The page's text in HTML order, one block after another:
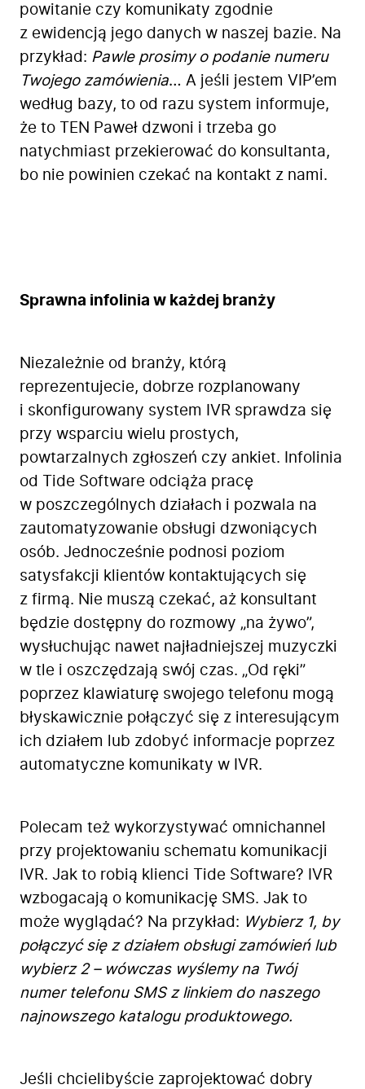
powitanie czy komunikaty zgodnie
z ewidencją jego danych w naszej bazie. Na
przykład: Pawle prosimy o podanie numeru
Twojego zamówienia… A jeśli jestem VIP’em
według bazy, to od razu system informuje,
że to TEN Paweł dzwoni i trzeba go
natychmiast przekierować do konsultanta,
bo nie powinien czekać na kontakt z nami.
Sprawna infolinia w każdej branży
Niezależnie od branży, którą
reprezentujecie, dobrze rozplanowany
i skonfigurowany system IVR sprawdza się
przy wsparciu wielu prostych,
powtarzalnych zgłoszeń czy ankiet.
Infolinia
od Tide Software odciąża pracę
w poszczególnych działach i pozwala na
zautomatyzowanie obsługi dzwoniących
osób. Jednocześnie podnosi poziom
satysfakcji klientów kontaktujących się
z firmą. Nie muszą czekać, aż konsultant
będzie dostępny do rozmowy „na żywo”,
wysłuchując nawet najładniejszej muzyczki
w tle i oszczędzają swój czas. „Od ręki”
poprzez klawiaturę swojego telefonu mogą
błyskawicznie połączyć się z interesującym
ich działem lub zdobyć informacje poprzez
automatyczne komunikaty w IVR.
Polecam też wykorzystywać omnichannel
przy projektowaniu schematu komunikacji
IVR. Jak to robią klienci Tide Software? IVR
wzbogacają o komunikację SMS. Jak to
może wyglądać? Na przykład: Wybierz 1, by
połączyć się z działem obsługi zamówień lub
wybierz 2 – wówczas wyślemy na Twój
numer telefonu SMS z linkiem do naszego
najnowszego katalogu produktowego.
Jeśli chcielibyście zaprojektować dobry